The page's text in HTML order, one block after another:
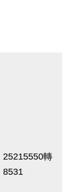
25215550轉
8531